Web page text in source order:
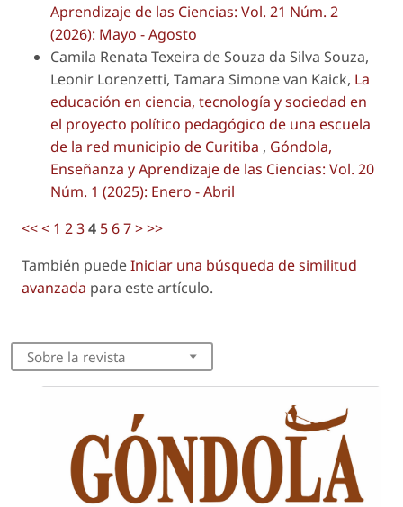
Aprendizaje de las Ciencias: Vol. 21 Núm. 2
(2026): Mayo - Agosto
Camila Renata Texeira de Souza da Silva Souza,
Leonir Lorenzetti, Tamara Simone van Kaick, La
educación en ciencia, tecnología y sociedad en
el proyecto político pedagógico de una escuela
de la red municipio de Curitiba , Góndola,
Enseñanza y Aprendizaje de las Ciencias: Vol. 20
Núm. 1 (2025): Enero - Abril
<<< 1 234 567>>>
También puedeIniciar una búsqueda de similitud
avanzada para este artículo.
Sobre la revista